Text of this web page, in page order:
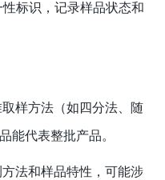
标识，记录样品状态和
样方法（如四分法、随
能代表整批产品。
法和样品特性，可能涉